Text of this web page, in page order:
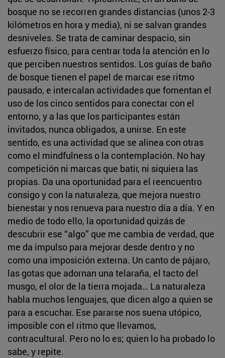
bosque no se recorren grandes distancias (unos 2-3
kilómetros en hora y media), ni se salvan grandes
desniveles. Se trata de caminar despacio, sin
esfuerzo físico, para centrar toda la atención en lo
que perciben nuestros sentidos. Los guías de baño
de bosque tienen el papel de marcar ese ritmo
pausado, e intercalan actividades que fomentan el
uso de los cinco sentidos para conectar con el
entorno, y a las que los participantes están
invitados, nunca obligados, a unirse. En este
sentido, es una actividad que se alinea con otras
como el mindfulness o la contemplación. No hay
competición ni marcas que batir, ni siquiera las
propias. Da una oportunidad para el reencuentro
consigo y con la naturaleza, que mejora nuestro
bienestar y nos renueva para nuestro día a día. Y en
medio de todo ello, la oportunidad quizás de
descubrir ese “algo” que me cambia de verdad, que
me da impulso para mejorar desde dentro y no
como una imposición externa. Un canto de pájaro,
las gotas que adornan una telaraña, el tacto del
musgo, el olor de la tierra mojada… La naturaleza
habla muchos lenguajes, que dicen algo a quien se
para a escuchar. Ese pararse nos suena utópico,
imposible con el ritmo que llevamos,
contracultural. Pero no lo es; quien lo ha probado lo
sabe, y repite.